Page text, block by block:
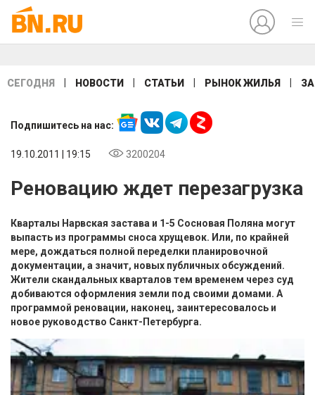
СЕГОДНЯ НОВОСТИ СТАТЬИ РЫНОК ЖИЛЬЯ
Подпишитесь на нас:
19.10.2011 | 19:15 3200204
Реновацию ждет перезагрузка
Кварталы Нарвская застава и 1-5 Сосновая Поляна могут
выпасть из программы сноса хрущевок. Или, по крайней
мере, дождаться полной переделки планировочной
документации, а значит, новых публичных обсуждений.
Жители скандальных кварталов тем временем через суд
добиваются оформления земли под своими домами. А
программой реновации, наконец, заинтересовалось и
новое руководство Санкт-Петербурга.